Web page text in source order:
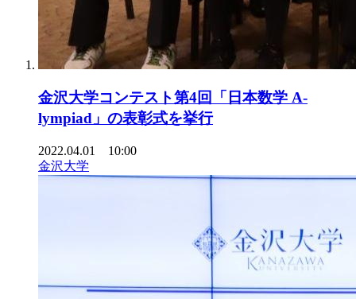
金沢大学コンテスト第4回「日本数学 A-
lympiad」の表彰式を挙行
2022.04.01 10:00
金沢大学